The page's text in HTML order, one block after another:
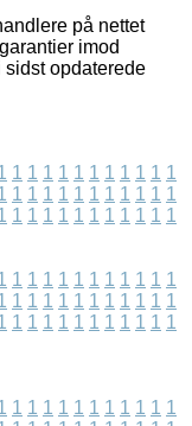
på nettet
imod
sidst opdaterede
1 1 1 1 1 1 1 1 1 1 1
1 1 1 1 1 1 1 1 1 1 1
1 1 1 1 1 1 1 1 1 1 1
1 1 1 1 1 1 1 1 1 1 1
1 1 1 1 1 1 1 1 1 1 1
1 1 1 1 1 1 1 1 1 1 1
1 1 1 1 1 1 1 1 1 1 1